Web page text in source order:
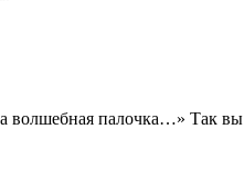
волшебная палочка…» Так вы